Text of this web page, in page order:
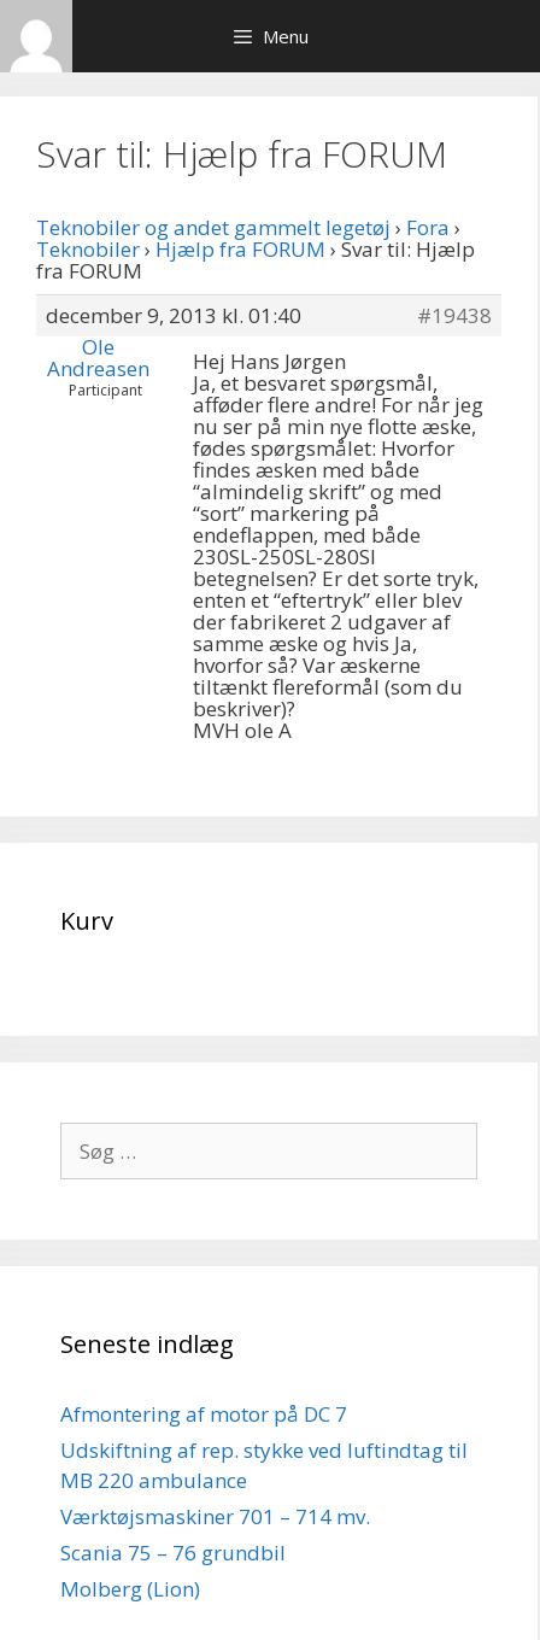
Hop
indhold
Menu
Svar til: Hjælp fra FORUM
Teknobiler og andet gammelt legetøj › Fora ›
Teknobiler› Hjælp fra FORUM › Svar til: Hjælp
fra FORUM
december 9, 2013 kl. 01:40
#19438
Ole
Andreasen
Participant
Hej Hans Jørgen
Ja, et besvaret spørgsmål,
afføder flere andre! For når jeg
nu ser på min nye flotte æske,
fødes spørgsmålet: Hvorfor
findes æsken med både
“almindelig skrift” og med
“sort” markering på
endeflappen, med både
230SL-250SL-280Sl
betegnelsen? Er det sorte tryk,
enten et “eftertryk” eller blev
der fabrikeret 2 udgaver af
samme æske og hvis Ja,
hvorfor så? Var æskerne
tiltænkt flereformål (som du
beskriver)?
MVH ole A
Kurv
efter:
Seneste indlæg
Afmontering af motor på DC 7
Udskiftning af rep. stykke ved luftindtag til
MB 220 ambulance
Værktøjsmaskiner 701 – 714 mv.
Scania 75 – 76 grundbil
Molberg (Lion)